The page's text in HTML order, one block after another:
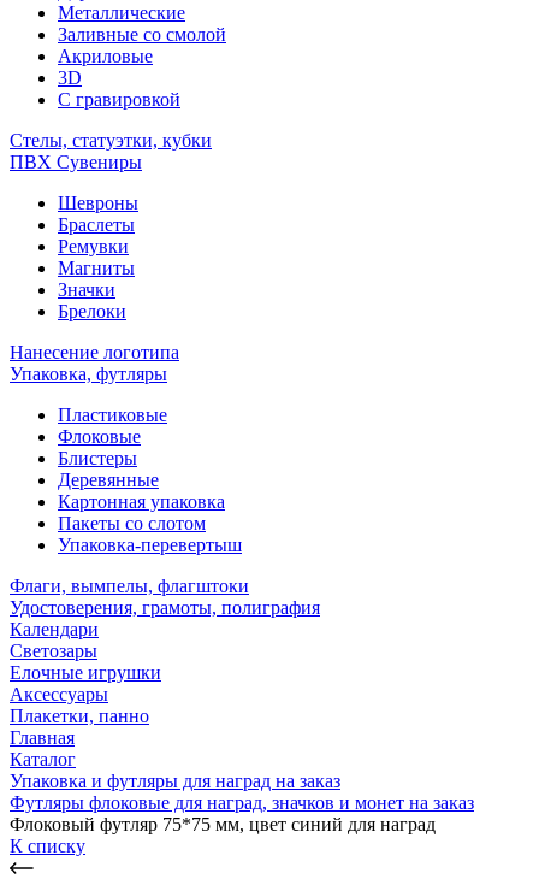
Металлические
Заливные со смолой
Акриловые
3D
C гравировкой
Стелы, статуэтки, кубки
ПВХ Сувениры
Шевроны
Браслеты
Ремувки
Магниты
Значки
Брелоки
Нанесение логотипа
Упаковка, футляры
Пластиковые
Флоковые
Блистеры
Деревянные
Картонная упаковка
Пакеты со слотом
Упаковка-перевертыш
Флаги, вымпелы, флагштоки
Удостоверения, грамоты, полиграфия
Календари
Светозары
Елочные игрушки
Аксессуары
Плакетки, панно
Главная
Каталог
Упаковка и футляры для наград на заказ
Футляры флоковые для наград, значков и монет на заказ
Флоковый футляр 75*75 мм, цвет синий для наград
К списку